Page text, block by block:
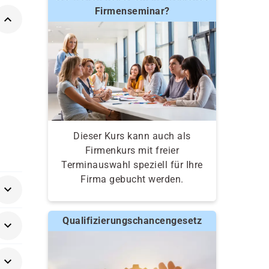
Firmenseminar?
Dieser Kurs kann auch als
Firmenkurs mit freier
Terminauswahl speziell für Ihre
Firma gebucht werden.
Qualifizierungschancengesetz